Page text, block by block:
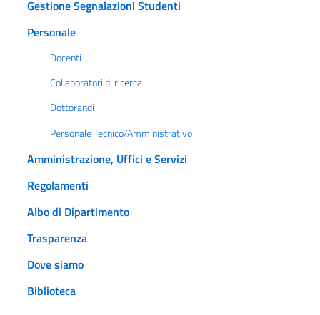
Gestione Segnalazioni Studenti
Personale
Docenti
Collaboratori di ricerca
Dottorandi
Personale Tecnico/Amministrativo
Amministrazione, Uffici e Servizi
Regolamenti
Albo di Dipartimento
Trasparenza
Dove siamo
Biblioteca